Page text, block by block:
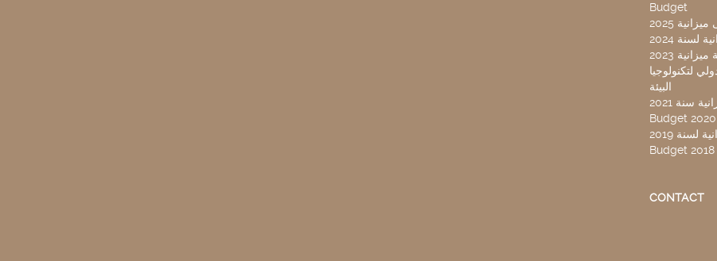
Budget
ميزانية
2024
2023
تونس الدولي لتكنولوجيا
البيئة
سنة 2021
Budget 2020
لسنة 2019
Budget 2018
CONTACT